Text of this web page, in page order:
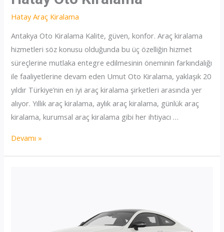
Hatay Araç Kiralama
Antakya Oto Kiralama Kalite, güven, konfor. Araç kiralama
hizmetleri söz konusu olduğunda bu üç özelliğin hizmet
süreçlerine mutlaka entegre edilmesinin öneminin farkındalığı
ile faaliyetlerine devam eden Umut Oto Kiralama, yaklaşık 20
yıldır Türkiye’nin en iyi araç kiralama şirketleri arasında yer
alıyor. Yıllık araç kiralama, aylık araç kiralama, günlük araç
kiralama, kurumsal araç kiralama gibi her ihtiyacı …
Hatay
Devamı »